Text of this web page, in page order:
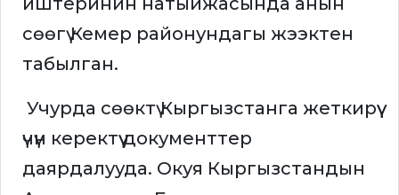
сөөгү Кемер районундагы жээктен
табылган.
Учурда сөөктү Кыргызстанга жеткирүү
үчүн керектүү документтер
даярдалууда. Окуя Кыргызстандын